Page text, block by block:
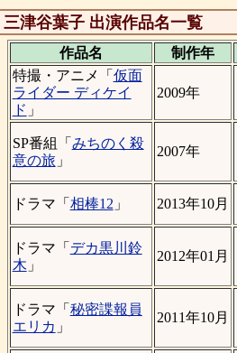
三津谷葉子 出演作品名一覧
作品名 制作年
特撮・アニメ「 仮面
ライダー ディケイ
ド 」
2009年
SP番組「 みちのく殺
意の旅 」
2007年
ドラマ「 相棒12 」 2013年10月
ドラマ「 デカ黒川鈴
木 」
2012年01月
ドラマ「 秘密諜報員
エリカ 」
2011年10月